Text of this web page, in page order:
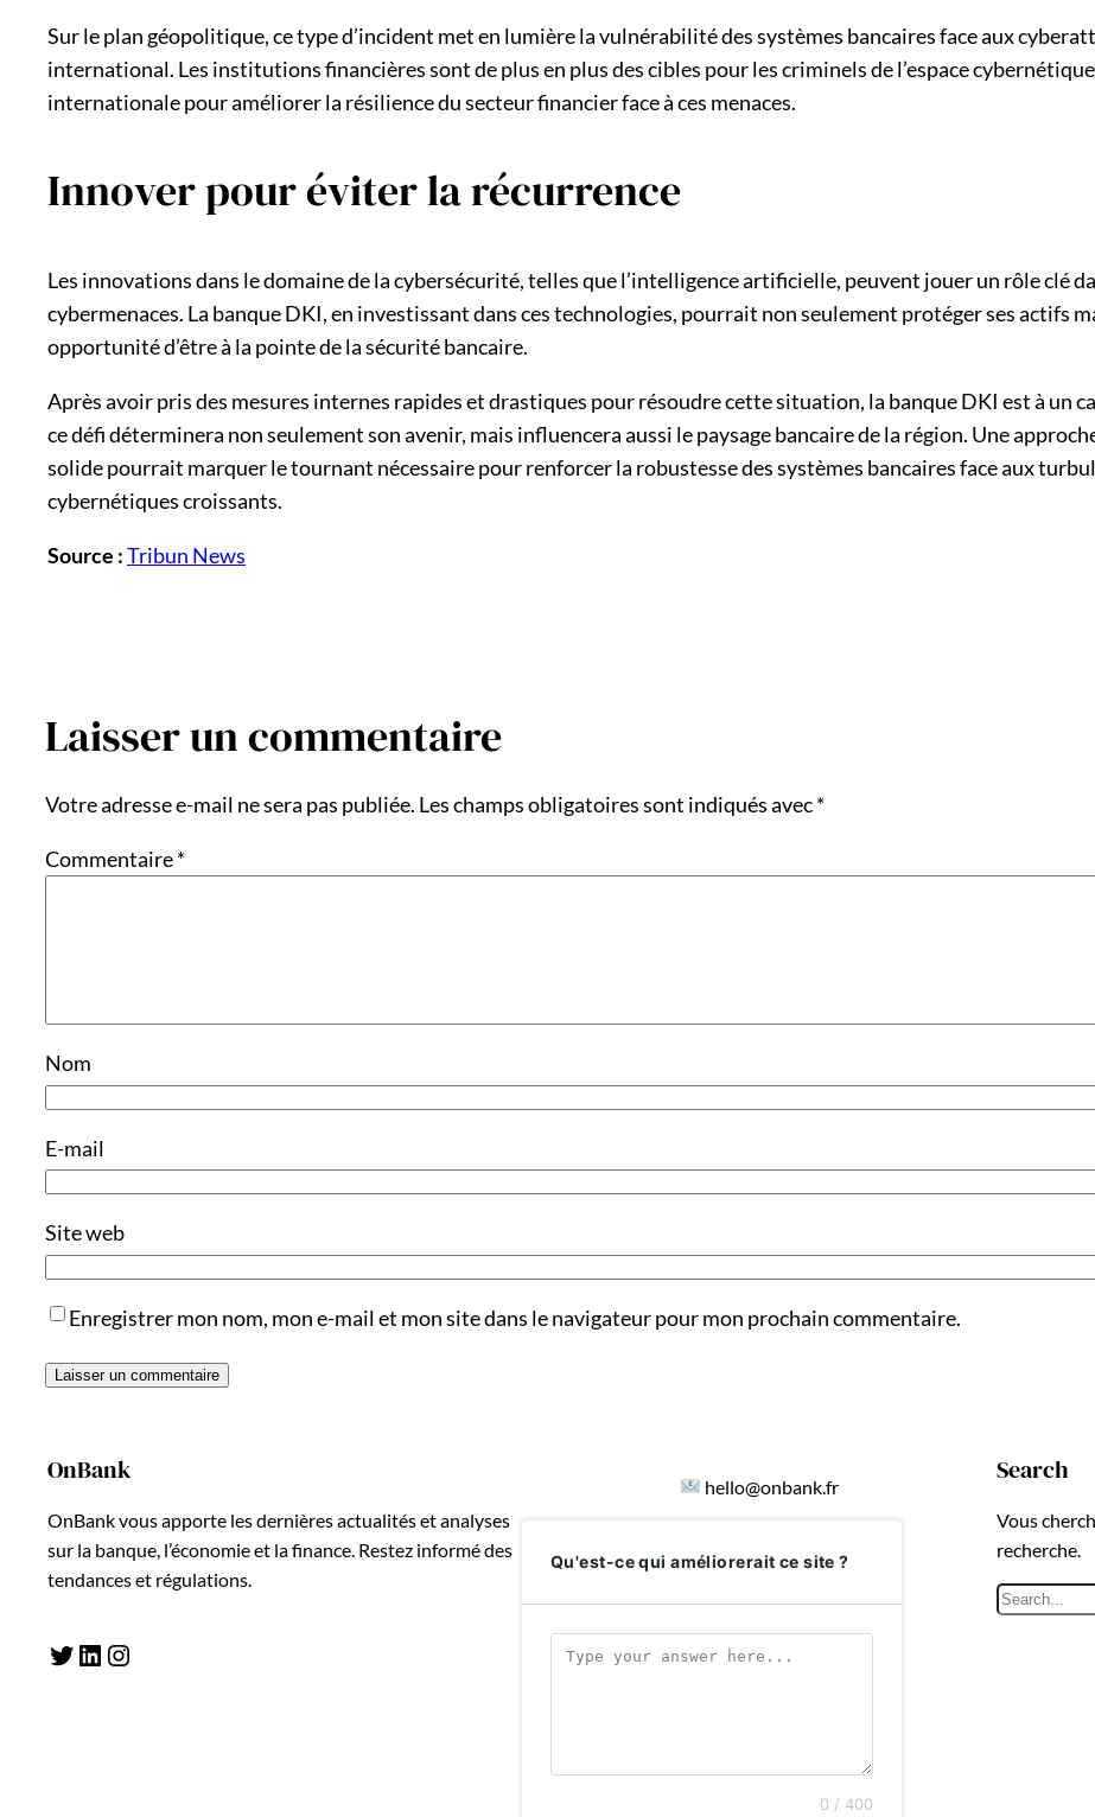
Sur le plan géopolitique, ce type d’incident met en lumière la vulnérabilité des systèmes bancaires face aux
international. Les institutions financières sont de plus en plus des cibles pour les criminels de l’espace
internationale pour améliorer la résilience du secteur financier face à ces menaces.
Innover pour éviter la récurrence
Les innovations dans le domaine de la cybersécurité, telles que l’intelligence artificielle, peuvent jouer un rôle clé
cybermenaces. La banque DKI, en investissant dans ces technologies, pourrait non seulement protéger ses actifs
opportunité d’être à la pointe de la sécurité bancaire.
Après avoir pris des mesures internes rapides et drastiques pour résoudre cette situation, la banque DKI est à un
ce défi déterminera non seulement son avenir, mais influencera aussi le paysage bancaire de la région. Une
solide pourrait marquer le tournant nécessaire pour renforcer la robustesse des systèmes bancaires face aux
cybernétiques croissants.
Source :Tribun News
Laisser un commentaire
Votre adresse e-mail ne sera pas publiée. Les champs obligatoires sont indiqués avec*
Commentaire*
Nom
E-mail
Site web
Enregistrer mon nom, mon e-mail et mon site dans le navigateur pour mon prochain commentaire.
OnBank
OnBank vous apporte les dernières actualités et analyses
sur la banque, l’économie et la finance. Restez informé des
tendances et régulations.
Twitter LinkedIn Instagram
hello@onbank.fr
Qu'est-ce qui améliorerait ce site ?
0 / 400
Search
Vous
recherche.
R